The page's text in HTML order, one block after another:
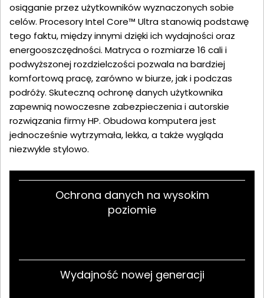
osiąganie przez użytkowników wyznaczonych sobie
celów. Procesory Intel Core™ Ultra stanowią podstawę
tego faktu, między innymi dzięki ich wydajności oraz
energooszczędności. Matryca o rozmiarze 16 cali i
podwyższonej rozdzielczości pozwala na bardziej
komfortową pracę, zarówno w biurze, jak i podczas
podróży. Skuteczną ochronę danych użytkownika
zapewnią nowoczesne zabezpieczenia i autorskie
rozwiązania firmy HP. Obudowa komputera jest
jednocześnie wytrzymała, lekka, a także wygląda
niezwykle stylowo.
Ochrona danych na wysokim
poziomie
Wydajność nowej generacji